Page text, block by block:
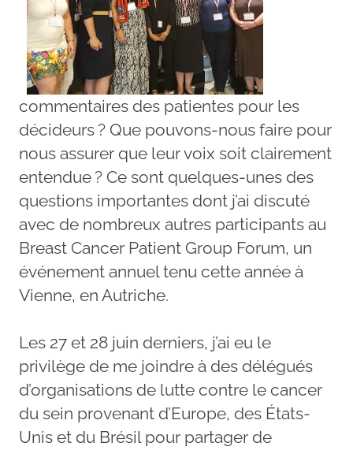
commentaires des patientes pour les
décideurs ? Que pouvons-nous faire pour
nous assurer que leur voix soit clairement
entendue ? Ce sont quelques-unes des
questions importantes dont j’ai discuté
avec de nombreux autres participants au
Breast Cancer Patient Group Forum, un
événement annuel tenu cette année à
Vienne, en Autriche.
Les 27 et 28 juin derniers, j’ai eu le
privilège de me joindre à des délégués
d’organisations de lutte contre le cancer
du sein provenant d’Europe, des États-
Unis et du Brésil pour partager de